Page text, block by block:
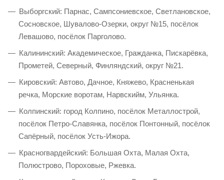
Выборгский: Парнас, Сампсониевское, Светлановское,
Сосновское, Шувалово-Озерки, округ №15, посёлок
Левашово, посёлок Парголово.
Калининский: Академическое, Гражданка, Пискарёвка,
Прометей, Северный, Финляндский, округ №21.
Кировский: Автово, Дачное, Княжево, Красненькая
речка, Морские воротам, Нарвскийм, Ульянка.
Колпинский: город Колпино, посёлок Металлострой,
посёлок Петро-Славянка, посёлок Понтонный, посёлок
Сапёрный, посёлок Усть-Ижора.
Красногвардейский: Большая Охта, Малая Охта,
Полюстрово, Пороховые, Ржевка.